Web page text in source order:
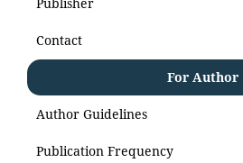
Contact
For Author
Author Guidelines
Publication Frequency